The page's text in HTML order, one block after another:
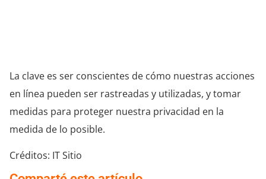
Facebook
X LinkedIn
Copy
Link
EmailCompartir
Noticias Relacionadas